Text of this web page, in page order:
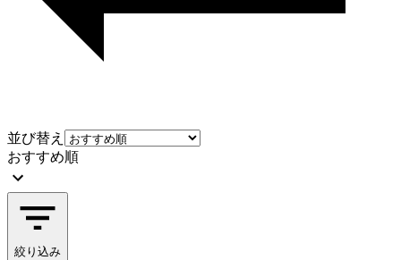
並び替え
おすすめ順
絞り込み